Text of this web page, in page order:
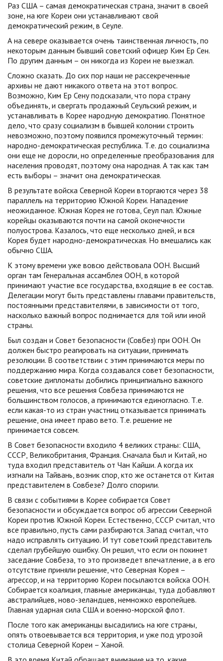
Раз США – самая демократическая страна, значит в своей
зоне, на юге Кореи они устанавливают свой
демократический режим, в Сеуле.
А на севере оказывается очень таинственная личность, по
некоторым данным бывший советский офицер Ким Ер Сен.
По другим данным – он никогда из Кореи не выезжал.
Сложно сказать. До сих пор наши не рассекреченные
архивы не дают никакого ответа на этот вопрос.
Возможно, Ким Ер Сену подсказали, что пора страну
объединять, и свергать продажный Сеульский режим, и
устанавливать в Корее народную демократию. Понятное
дело, что сразу социализм в бывшей колонии строить
невозможно, поэтому появился промежуточный термин:
народно-демократическая республика. Т.е. до социализма
они еще не доросли, но определенные преобразования для
населения проводят, поэтому она народная. А так как там
есть выборы – значит она демократическая.
В результате войска Северной Кореи вторгаются через 38
параллель на территорию Южной Кореи. Нападение
неожиданное. Южная Корея не готова, Сеул пал. Южные
корейцы оказываются почти на самой оконечности
полуострова. Казалось, что еще несколько дней, и вся
Корея будет народно-демократическая. Но вмешались как
обычно США.
К этому времени уже вовсю действовала ООН. Высший
орган там Генеральная ассамблея ООН, в которой
принимают участие все государства, входящие в ее состав.
Делегации могут быть представлены главами правительств,
постоянными представителями, в зависимости от того,
насколько важный вопрос поднимается для той или иной
страны.
Был создан и Совет безопасности (Совбез) при ООН. Он
должен быстро реагировать на ситуации, принимать
резолюции. В соответствии с этим принимаются меры по
поддержанию мира. Когда создавался совет безопасности,
советские дипломаты добились принципиально важного
решения, что все решения Совбеза принимаются не
большинством голосов, а принимаются единогласно. Т.е.
если какая-то из стран участниц отказывается принимать
решение, она имеет право вето. Т.е. решение не
принимается совсем.
В Совет безопасности входило 4 великих страны: США,
СССР, Великобритания, Франция. Сначала был и Китай, но
туда входил представитель от Чан Кайши. А когда их
изгнали на Тайвань, возник спор, кто же останется от Китая
представителем в Совбезе? Долго спорили.
В связи с событиями в Корее собирается Совет
безопасности и обсуждается вопрос об агрессии Северной
Кореи против Южной Кореи. Естественно, СССР считал, что
все правильно, пусть сами разбираются. Запад считал, что
надо исправлять ситуацию. И тут советский представитель
сделал грубейшую ошибку. Он решил, что если он покинет
заседание Совбеза, то это произведет впечатление, а в его
отсутствие приняли решение, что Северная Корея –
агрессор, и на территорию Кореи посылаются войска ООН.
Собирается коалиция, главные американцы, туда добавляют
австралийцев, ново-зеландцев, немножко европейцев.
Главная ударная сила США и военно-морской флот.
После того как американцы высадились на юге страны,
опять отвоевывается вся территория, и уже под угрозой
столица Северной Кореи – Ханой.